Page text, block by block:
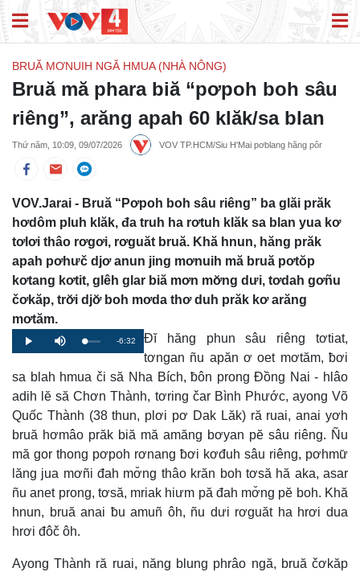
BRUĂ MƠNUIH NGĂ HMUA (NHÀ NÔNG)
Bruă mă phara biă “pơpoh boh sâu
riêng”, arăng apah 60 klăk/sa blan
Thứ năm, 10:09, 09/07/2026 VOV TP.HCM/Siu H'Mai pơblang hăng pôr
VOV.Jarai - Bruă “Pơpoh boh sâu riêng” ba glăi prăk
hơdôm pluh klăk, đa truh ha rơtuh klăk sa blan yua kơ
tơlơi thâo rơgơi, rơguăt bruă. Khă hnun, hăng prăk
apah pơhưč djơ anun jing mơnuih mă bruă pơtŏp
kơtang kơtit, glêh glar biă mơn mơ̆ng dưi, tơdah gơñu
čơkăp, trơ̆i djơ̆ boh mơda thơ duh prăk kơ arăng
mơtăm.
Play Mute Loaded
0%
Progress
0%
Remaining
-6:32
Đĭ hăng phun sâu riêng tơtiat,
tơngan ñu apăn ơ oet mơtăm, ƀơi
sa blah hmua či să Nha Bích, ƀôn prong Đồng Nai - hlâo
adih lĕ să Chơn Thành, tơring čar Bình Phước, ayong Võ
Quốc Thành (38 thun, plơi pơ Dak Lăk) ră ruai, anai yơh
bruă hơmâo prăk biă mă amăng bơyan pĕ sâu riêng. Ñu
mă gor thong pơpoh rơnang ƀơi kơđuh sâu riêng, pơhmư̆
lăng jua mơñi đah mơ̆ng thâo krăn boh tơsă hă aka, asar
ñu anet prong, tơsă, mriak hiưm pă đah mơ̆ng pĕ boh. Khă
hnun, bruă anai ƀu amuñ ôh, ñu dưi rơguăt ha hrơi dua
hrơi đôč ôh.
Ayong Thành ră ruai, năng blung phrâo ngă, bruă čơkăp